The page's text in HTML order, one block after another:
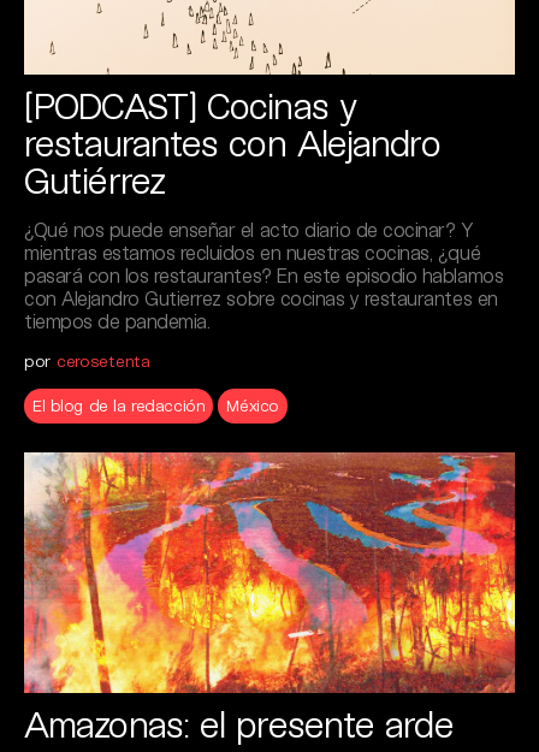
[PODCAST] Cocinas y
restaurantes con Alejandro
Gutiérrez
¿Qué nos puede enseñar el acto diario de cocinar? Y
mientras estamos recluidos en nuestras cocinas, ¿qué
pasará con los restaurantes? En este episodio hablamos
con Alejandro Gutierrez sobre cocinas y restaurantes en
tiempos de pandemia.
por cerosetenta
El blog de la redacción México
Amazonas: el presente arde